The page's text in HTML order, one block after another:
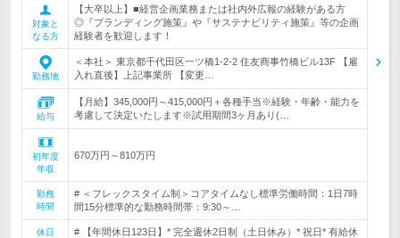
対象と
なる方
【大卒以上】■経営企画業務または社内外広報の経験がある方
◎『ブランディング施策』や『サステナビリティ施策』等の企画
経験者を歓迎します！
勤務地
＜本社＞ 東京都千代田区一ツ橋1-2-2 住友商事竹橋ビル13F 【雇
入れ直後】上記事業所 【変更…
給与
【月給】345,000円～415,000円＋各種手当※経験・年齢・能力を
考慮して決定いたします※試用期間3ヶ月あり(…
初年度
年収
670万円～810万円
勤務
時間
# ＜フレックスタイム制＞コアタイムなし標準労働時間：1日7時
間15分標準的な勤務時間帯：9:30～…
休日
# 【年間休日123日】* 完全週休2日制（土日休み）* 祝日* 有給休